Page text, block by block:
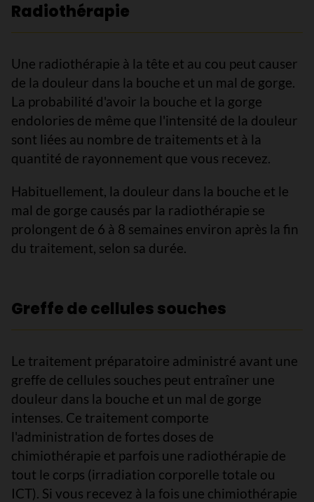
Radiothérapie
Une radiothérapie à la tête et au cou peut causer
de la douleur dans la bouche et un mal de gorge.
La probabilité d'avoir la bouche et la gorge
endolories de même que l'intensité de la douleur
sont liées au nombre de traitements et à la
quantité de rayonnement que vous recevez.
Habituellement, la douleur dans la bouche et le
mal de gorge causés par la radiothérapie se
prolongent de 6 à 8 semaines environ après la fin
du traitement, selon sa durée.
Greffe de cellules souches
Le traitement préparatoire administré avant une
greffe de cellules souches peut entraîner une
douleur dans la bouche et un mal de gorge
intenses. Ce traitement comporte
l'administration de fortes doses de
chimiothérapie et parfois une radiothérapie de
tout le corps (irradiation corporelle totale ou
ICT). Si vous recevez à la fois une chimiothérapie